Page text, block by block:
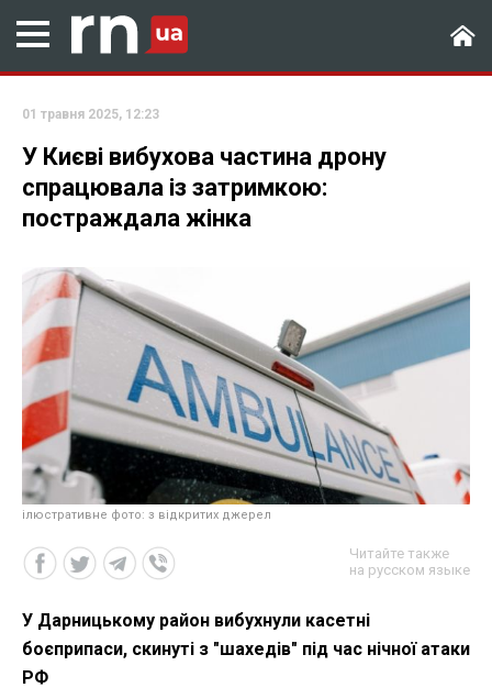
01 травня 2025, 12:23
У Києві вибухова частина дрону
спрацювала із затримкою:
постраждала жінка
ілюстративне фото: з відкритих джерел
Читайте также
на русском языке
У Дарницькому район вибухнули касетні
боєприпаси, скинуті з "шахедів" під час нічної атаки
РФ